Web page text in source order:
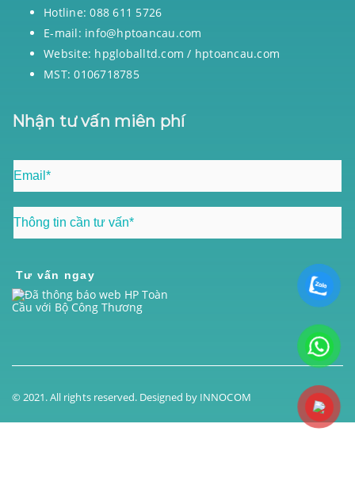
Hotline: 088 611 5726
E-mail: info@hptoancau.com
Website: hpgloballtd.com / hptoancau.com
MST: 0106718785
Nhận tư vấn miên phí
Tư vấn ngay
© 2021. All rights reserved. Designed by INNOCOM